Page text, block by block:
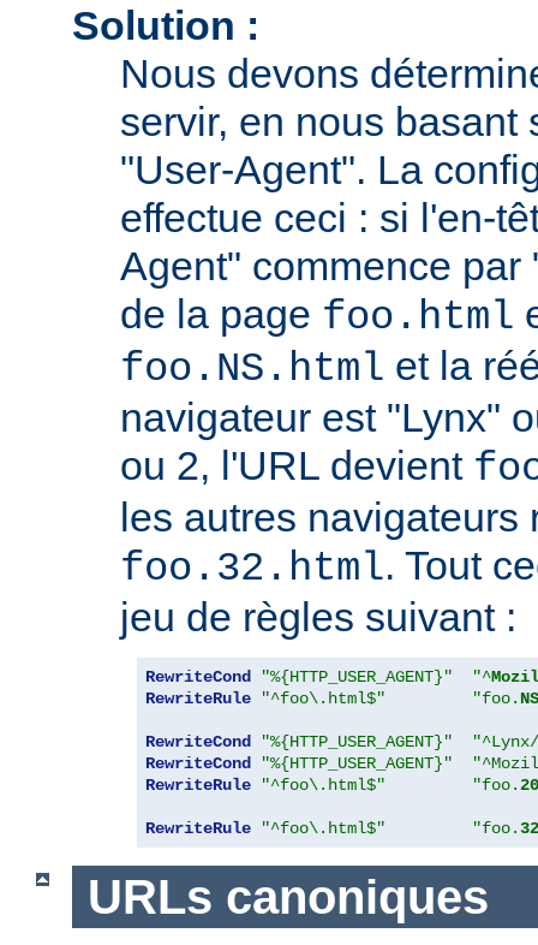
Solution :
Nous devons
servir, en nous basant
"User-Agent". La
effectue ceci : si l'en-
Agent" commence par
de la page foo.html
foo.NS.html et la
navigateur est "Lynx"
ou 2, l'URL devient
les autres navigateurs
foo.32.html. Tout
jeu de règles suivant :
RewriteCond "%{HTTP_USER_AGENT}" "^
RewriteRule
"^foo\.html$" "foo. NS
RewriteCond "%{HTTP_USER_AGENT}"
RewriteCond
"%{HTTP_USER_AGENT}"
RewriteRule
"^foo\.html$" "foo.20
RewriteRule "^foo\.html$" "foo.32
URLs canoniques